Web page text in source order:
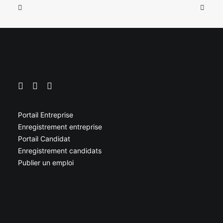
Portail Entreprise
Enregistrement entreprise
Portail Candidat
Enregistrement candidats
Publier un emploi